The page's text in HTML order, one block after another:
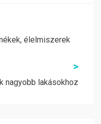
élelmiszerek
>
nagyobb lakásokhoz